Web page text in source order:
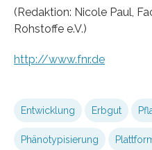
(Redaktion: Nicole Paul,
Rohstoffe e.V.)
http://www.fnr.de
Entwicklung Erbgut
Phänotypisierung